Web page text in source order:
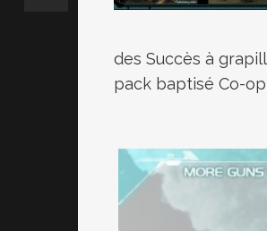
des Succès à
pack baptisé Co-